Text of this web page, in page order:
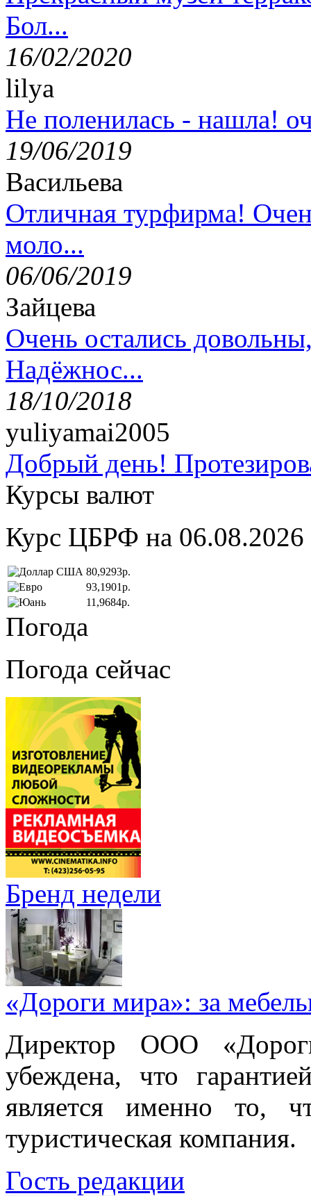
Бол...
16/02/2020
lilya
Не поленилась - нашла!
19/06/2019
Васильева
Отличная турфирма!
моло...
06/06/2019
Зайцева
Очень остались
Надёжнос...
18/10/2018
yuliyamai2005
Добрый день!
Курсы валют
Курс ЦБРФ на 06.08.2026
80,9293р.
93,1901р.
11,9684р.
Погода
Погода сейчас
Бренд недели
«Дороги мира»: за
Директор ООО
убеждена, что
является именно то,
туристическая компания.
Гость редакции